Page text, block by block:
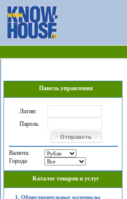
Панель управления
Логин:
Пароль
Валюта:
Города:
Каталог товаров и услуг
1. Общестроительные материалы